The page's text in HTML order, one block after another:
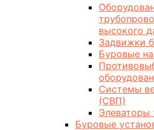
высокого
Задвижки
Буровые
Системы
(СВП)
Элеваторы
Буровые